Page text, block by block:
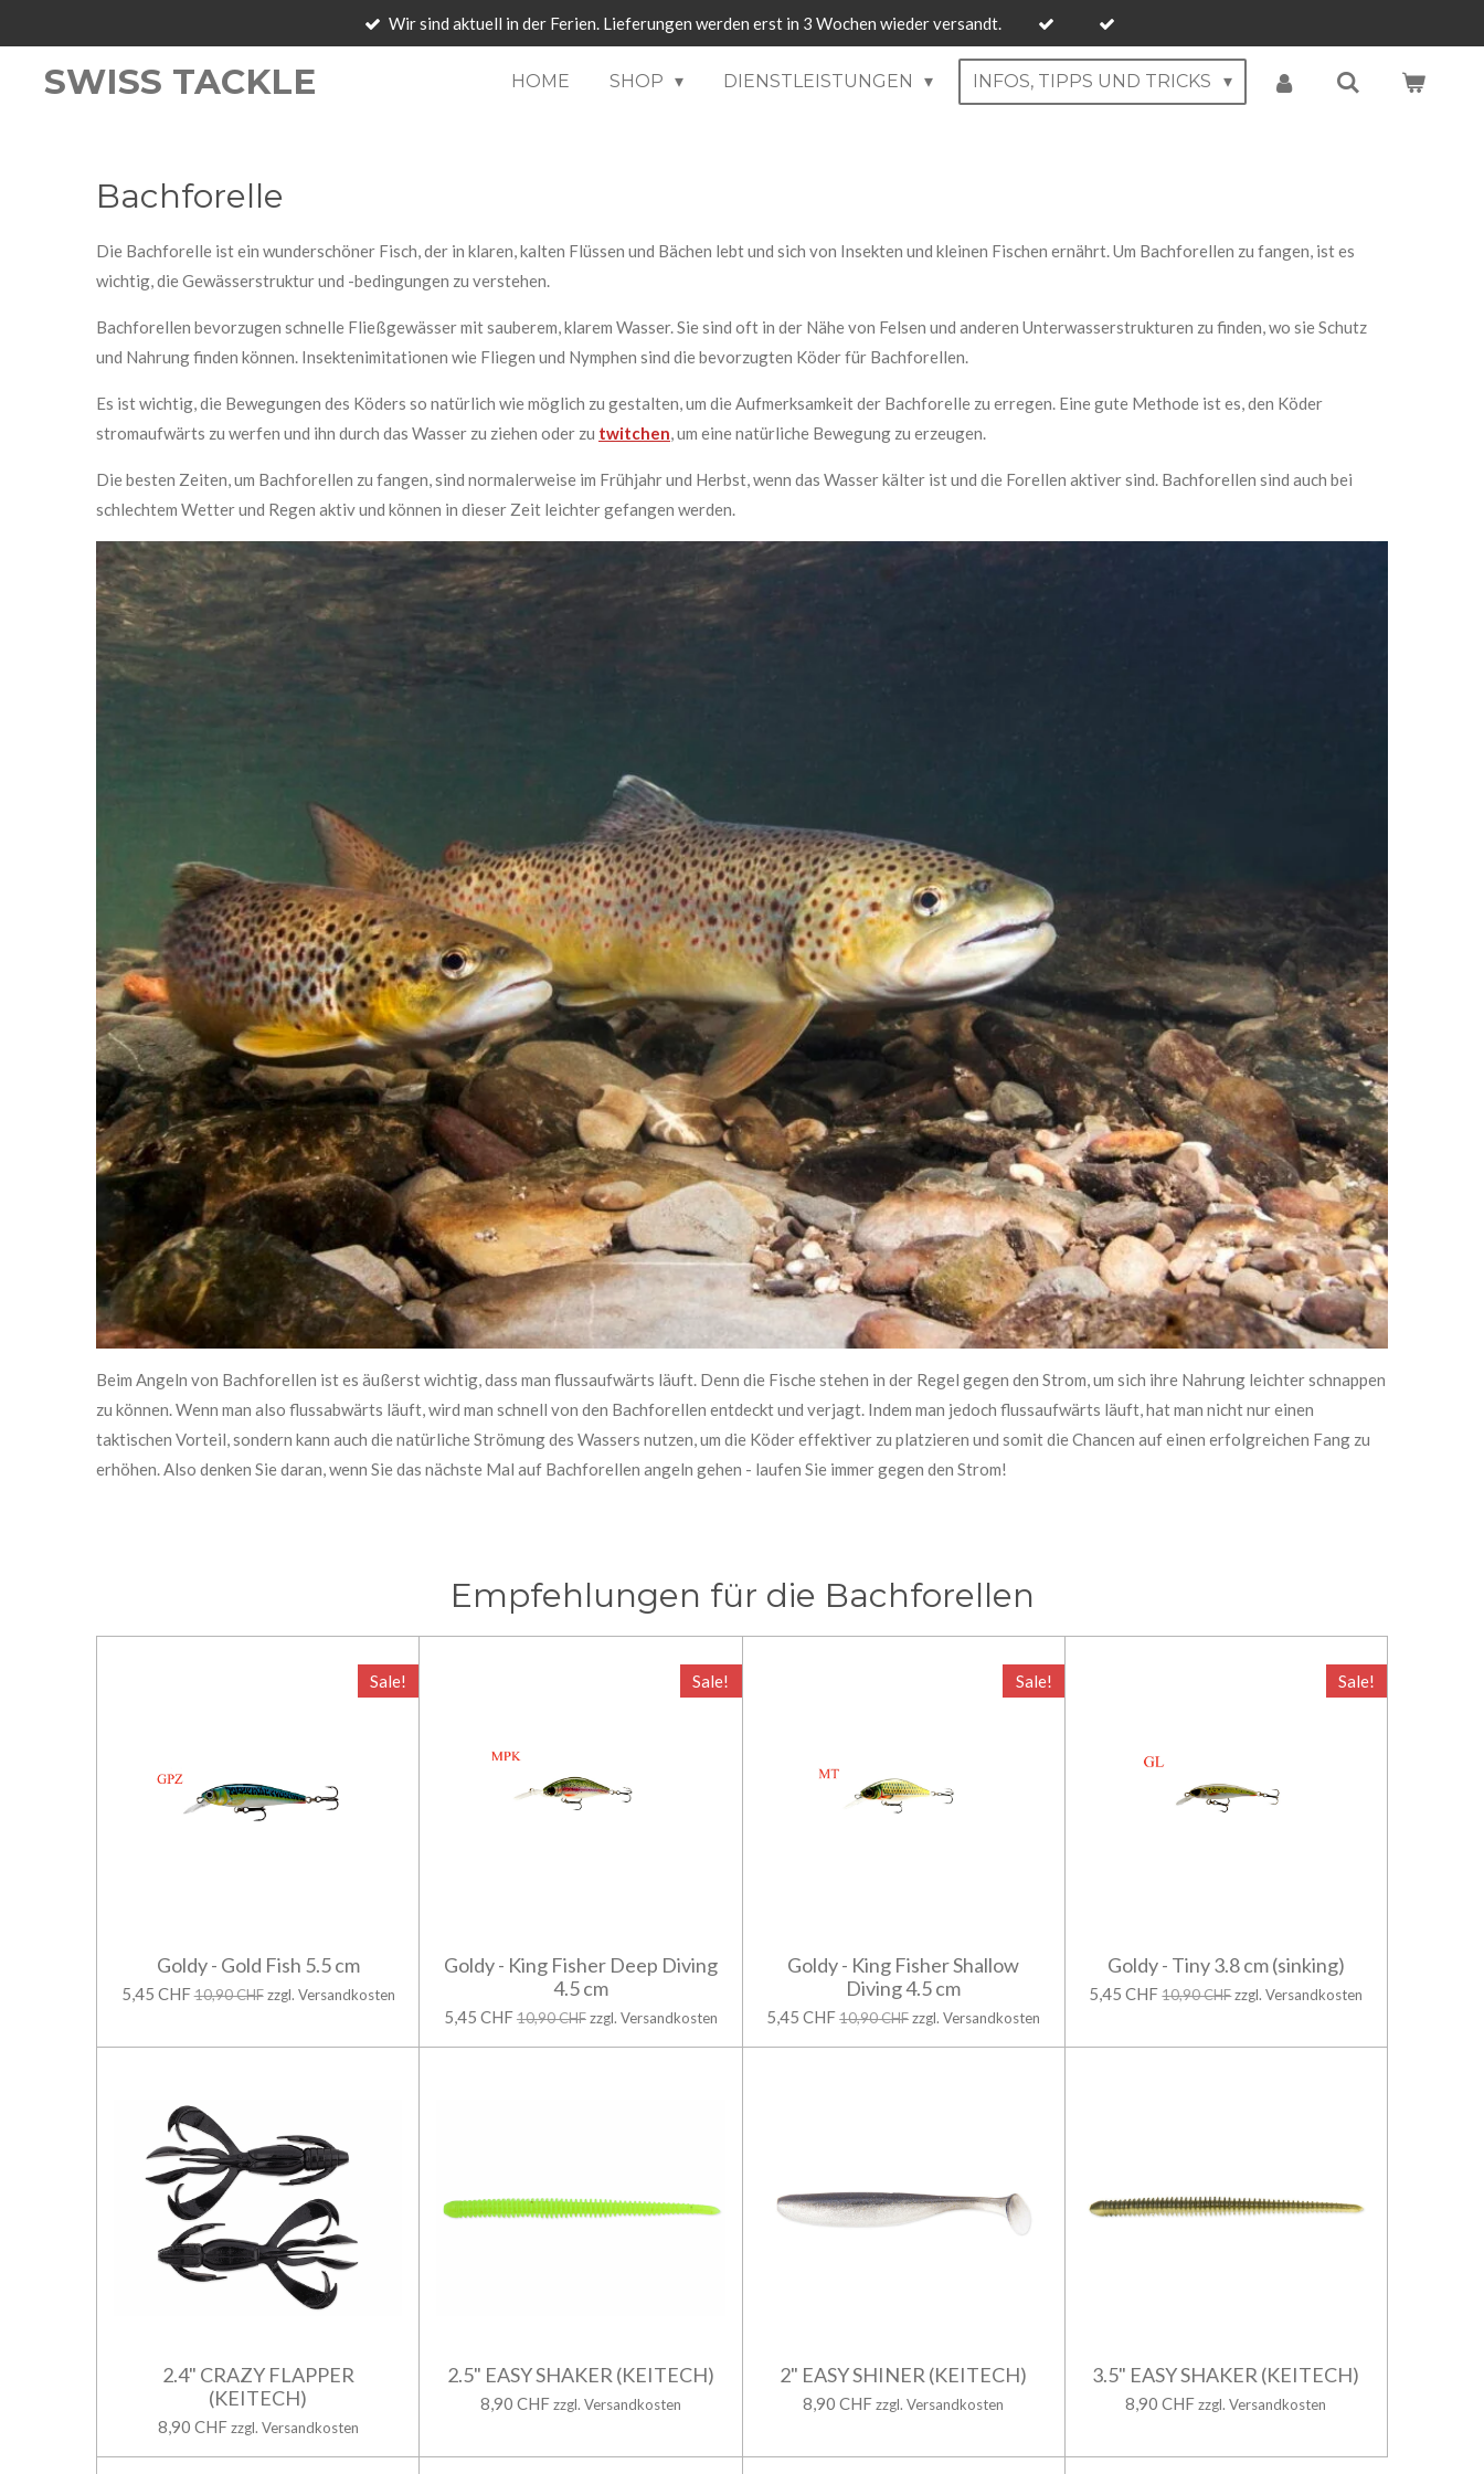
springen
Wir sind aktuell in der Ferien. Lieferungen werden erst in 3 Wochen wieder versandt.
SWISS TACKLE HOME SHOP DIENSTLEISTUNGEN INFOS, TIPPS UND TRICKS
Bachforelle
Die Bachforelle ist ein wunderschöner Fisch, der in klaren, kalten Flüssen und Bächen lebt und sich von Insekten und kleinen Fischen ernährt. Um Bachforellen zu fangen, ist es
wichtig, die Gewässerstruktur und -bedingungen zu verstehen.
Bachforellen bevorzugen schnelle Fließgewässer mit sauberem, klarem Wasser. Sie sind oft in der Nähe von Felsen und anderen Unterwasserstrukturen zu finden, wo sie Schutz
und Nahrung finden können. Insektenimitationen wie Fliegen und Nymphen sind die bevorzugten Köder für Bachforellen.
Es ist wichtig, die Bewegungen des Köders so natürlich wie möglich zu gestalten, um die Aufmerksamkeit der Bachforelle zu erregen. Eine gute Methode ist es, den Köder
stromaufwärts zu werfen und ihn durch das Wasser zu ziehen oder zu twitchen, um eine natürliche Bewegung zu erzeugen.
Die besten Zeiten, um Bachforellen zu fangen, sind normalerweise im Frühjahr und Herbst, wenn das Wasser kälter ist und die Forellen aktiver sind. Bachforellen sind auch bei
schlechtem Wetter und Regen aktiv und können in dieser Zeit leichter gefangen werden.
Beim Angeln von Bachforellen ist es äußerst wichtig, dass man flussaufwärts läuft. Denn die Fische stehen in der Regel gegen den Strom, um sich ihre Nahrung leichter schnappen
zu können. Wenn man also flussabwärts läuft, wird man schnell von den Bachforellen entdeckt und verjagt. Indem man jedoch flussaufwärts läuft, hat man nicht nur einen
taktischen Vorteil, sondern kann auch die natürliche Strömung des Wassers nutzen, um die Köder effektiver zu platzieren und somit die Chancen auf einen erfolgreichen Fang zu
erhöhen. Also denken Sie daran, wenn Sie das nächste Mal auf Bachforellen angeln gehen - laufen Sie immer gegen den Strom!
Empfehlungen für die Bachforellen
Sale!
Goldy - Gold Fish 5.5 cm
5,45 CHF10,90 CHF zzgl. Versandkosten
Sale!
Goldy - King Fisher Deep Diving
4.5 cm
5,45 CHF10,90 CHFzzgl. Versandkosten
Sale!
Goldy - King Fisher Shallow
Diving 4.5 cm
5,45 CHF10,90 CHFzzgl. Versandkosten
Sale!
Goldy - Tiny 3.8 cm (sinking)
5,45 CHF 10,90 CHFzzgl. Versandkosten
2.4" CRAZY FLAPPER
(KEITECH)
8,90 CHF zzgl. Versandkosten
2.5" EASY SHAKER (KEITECH)
8,90 CHFzzgl. Versandkosten
2" EASY SHINER (KEITECH)
8,90 CHFzzgl. Versandkosten
3.5" EASY SHAKER (KEITECH)
8,90 CHF zzgl. Versandkosten